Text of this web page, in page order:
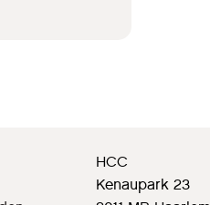
HCC
Kenaupark 23